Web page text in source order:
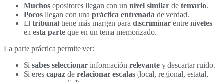
Muchos opositores llegan con un nivel similar de temario.
Pocos llegan con una práctica entrenada de verdad.
El tribunal tiene más margen para discriminar entre niveles
en esta parte que en un tema memorizado.
La parte práctica permite ver:
Si sabes seleccionar información relevante y descartar ruido.
Si eres capaz de relacionar escalas (local, regional, estatal,